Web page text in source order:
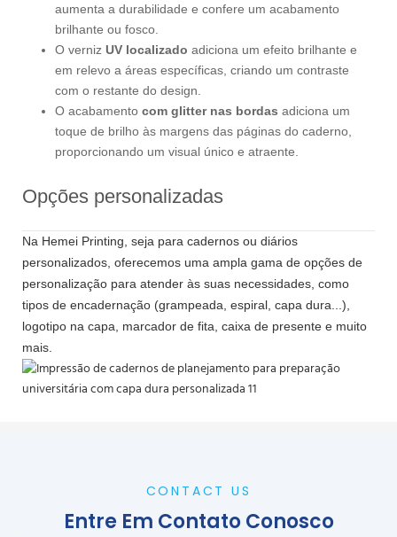
aumenta a durabilidade e confere um acabamento
brilhante ou fosco.
O verniz UV localizado adiciona um efeito brilhante e
em relevo a áreas específicas, criando um contraste
com o restante do design.
O acabamento com glitter nas bordas adiciona um
toque de brilho às margens das páginas do caderno,
proporcionando um visual único e atraente.
Opções personalizadas
Na Hemei Printing, seja para cadernos ou diários
personalizados, oferecemos uma ampla gama de opções de
personalização para atender às suas necessidades, como
tipos de encadernação (grampeada, espiral, capa dura...),
logotipo na capa, marcador de fita, caixa de presente e muito
mais.
CONTACT US
Entre Em Contato Conosco